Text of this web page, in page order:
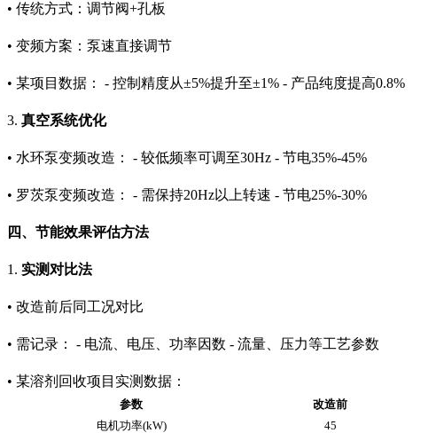
• 传统方式：调节阀+孔板
• 变频方案：泵速直接调节
• 某项目数据： - 控制精度从±5%提升至±1% - 产品纯度提高0.8%
3. 真空系统优化
• 水环泵变频改造： - 较低频率可调至30Hz - 节电35%-45%
• 罗茨泵变频改造： - 需保持20Hz以上转速 - 节电25%-30%
四、节能效果评估方法
1. 实测对比法
• 改造前后同工况对比
• 需记录： - 电流、电压、功率因数 - 流量、压力等工艺参数
• 某溶剂回收项目实测数据：
参数 改造前
电机功率(kW)
45